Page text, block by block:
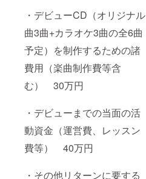
・デビューCD（オリジナル
曲3曲+カラオケ3曲の全6曲
予定）を制作するための諸
費用（楽曲制作費等含
む） 30万円
・デビューまでの当面の活
動資金（運営費、レッスン
費等） 40万円
・その他リターンに要する